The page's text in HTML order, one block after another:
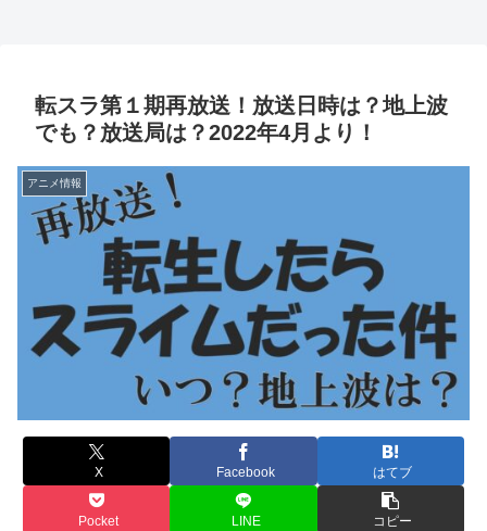
転スラ第１期再放送！放送日時は？地上波
でも？放送局は？2022年4月より！
アニメ情報
X Facebook はてブ
Pocket LINE コピー